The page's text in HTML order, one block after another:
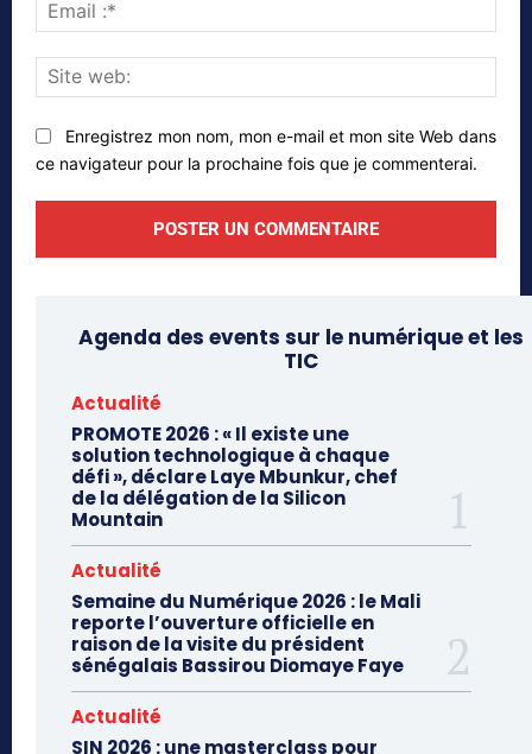
:*
web:
Enregistrez mon nom, mon e-mail et mon site Web dans
ce navigateur pour la prochaine fois que je commenterai.
Agenda des events sur le numérique et les
TIC
Actualité
PROMOTE 2026 : « Il existe une
solution technologique à chaque
défi », déclare Laye Mbunkur, chef
de la délégation de la Silicon
Mountain
Actualité
Semaine du Numérique 2026 : le Mali
reporte l’ouverture officielle en
raison de la visite du président
sénégalais Bassirou Diomaye Faye
Actualité
SIN 2026 : une masterclass pour